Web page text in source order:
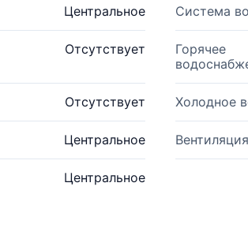
Центральное Система
Отсутствует
Горячее
Отсутствует Холодное
Центральное
Центральное